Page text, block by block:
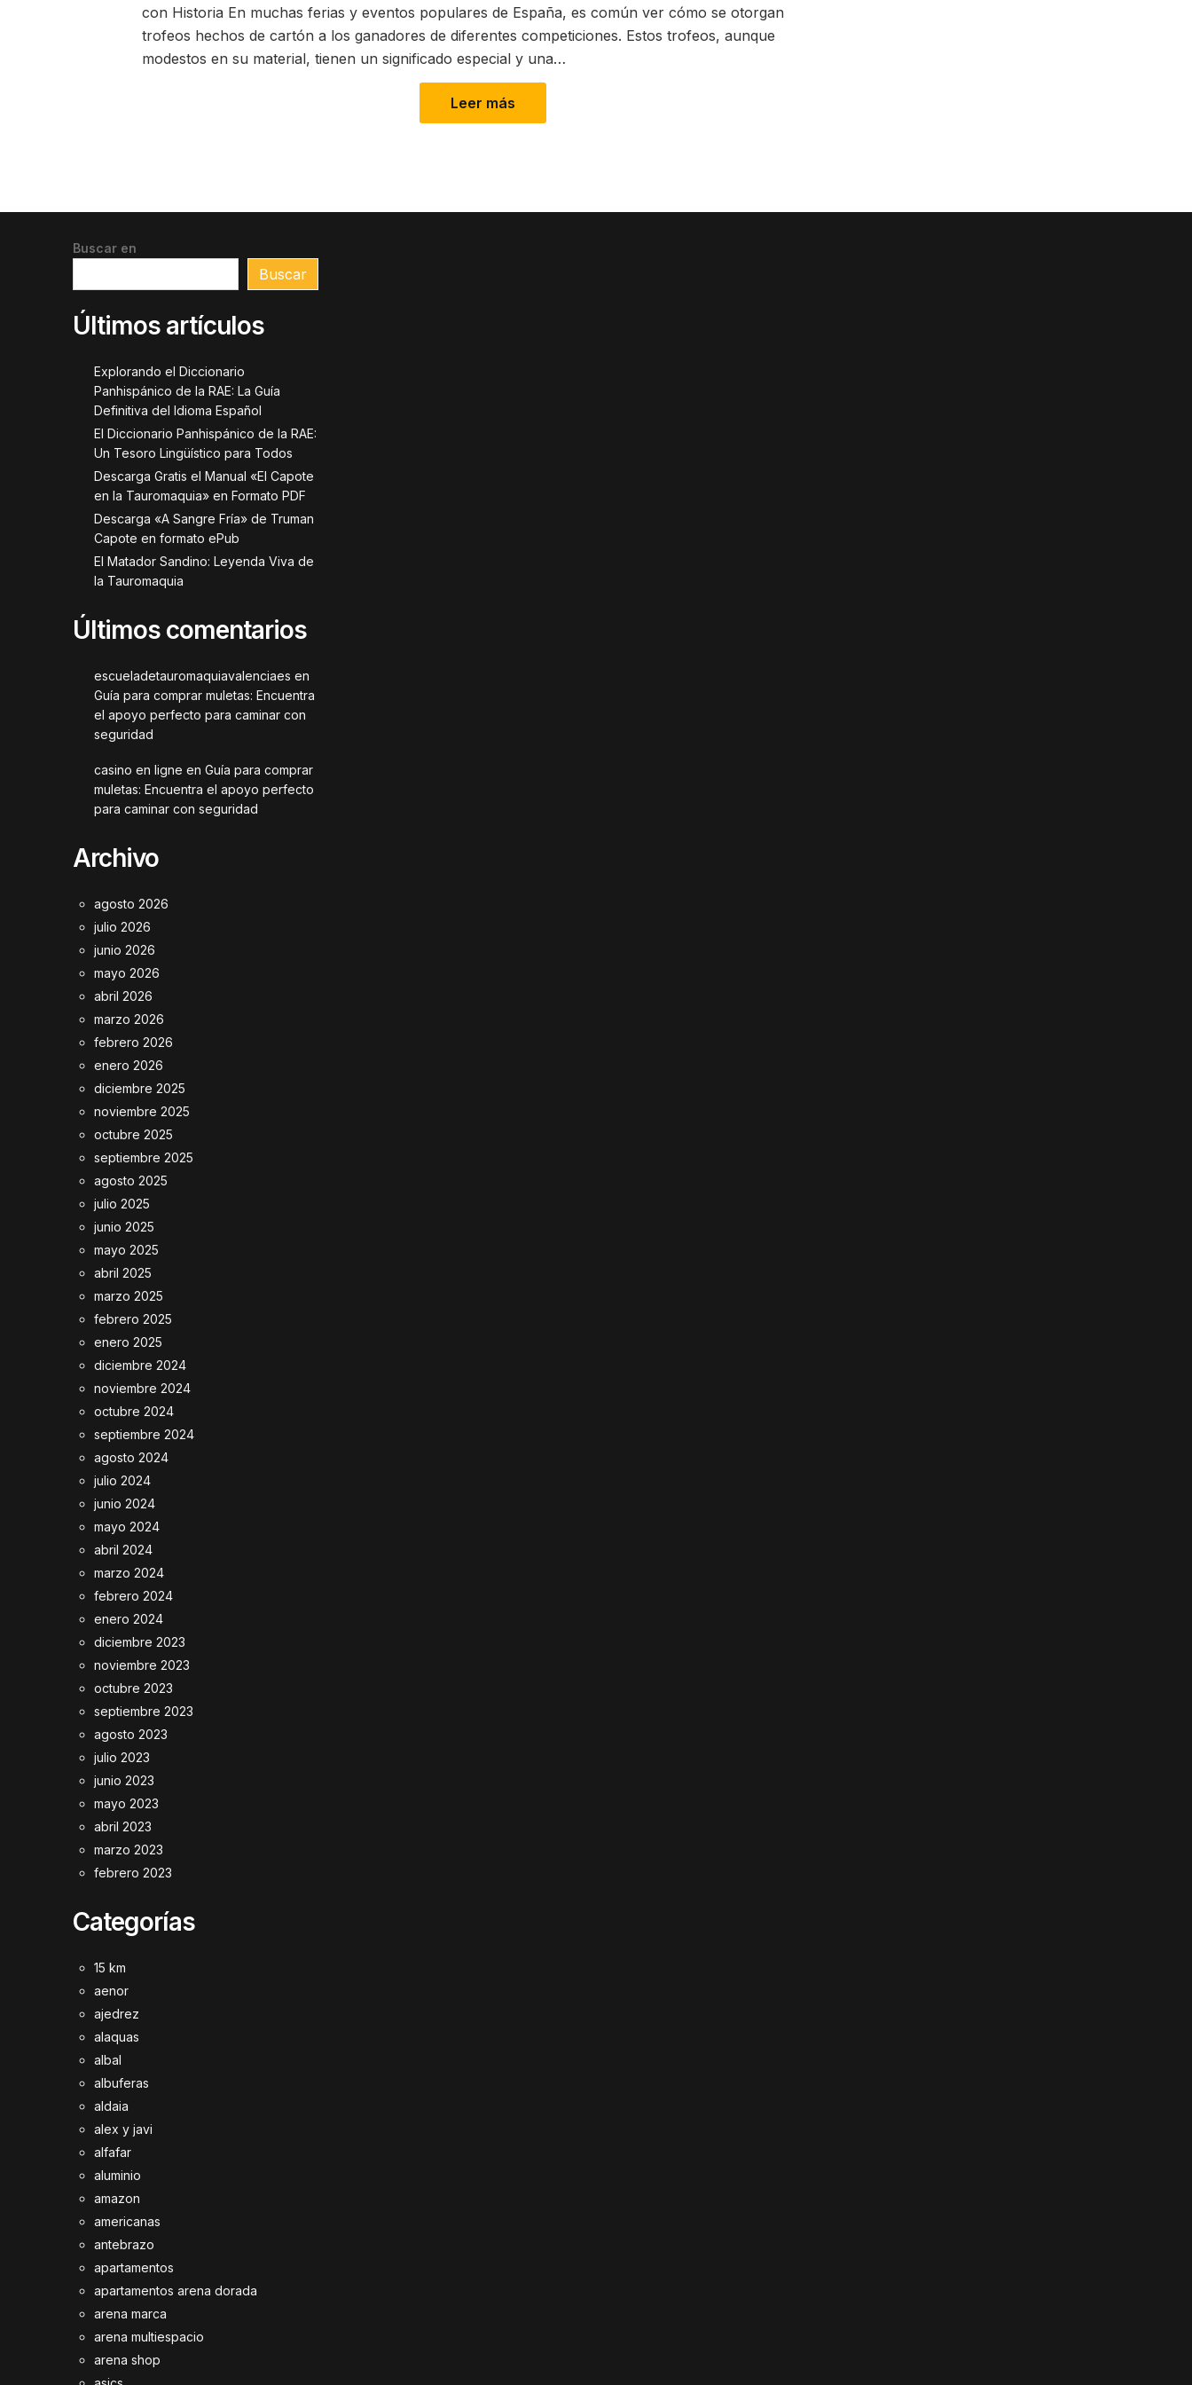
con Historia En muchas ferias y eventos populares de España, es común ver cómo se otorgan
trofeos hechos de cartón a los ganadores de diferentes competiciones. Estos trofeos, aunque
modestos en su material, tienen un significado especial y una…
Leer más
Buscar en
Buscar
Últimos artículos
Explorando el Diccionario
Panhispánico de la RAE: La Guía
Definitiva del Idioma Español
El Diccionario Panhispánico de la RAE:
Un Tesoro Lingüístico para Todos
Descarga Gratis el Manual «El Capote
en la Tauromaquia» en Formato PDF
Descarga «A Sangre Fría» de Truman
Capote en formato ePub
El Matador Sandino: Leyenda Viva de
la Tauromaquia
Últimos comentarios
escueladetauromaquiavalenciaes en
Guía para comprar muletas: Encuentra
el apoyo perfecto para caminar con
seguridad
casino en ligne en Guía para comprar
muletas: Encuentra el apoyo perfecto
para caminar con seguridad
Archivo
agosto 2026
julio 2026
junio 2026
mayo 2026
abril 2026
marzo 2026
febrero 2026
enero 2026
diciembre 2025
noviembre 2025
octubre 2025
septiembre 2025
agosto 2025
julio 2025
junio 2025
mayo 2025
abril 2025
marzo 2025
febrero 2025
enero 2025
diciembre 2024
noviembre 2024
octubre 2024
septiembre 2024
agosto 2024
julio 2024
junio 2024
mayo 2024
abril 2024
marzo 2024
febrero 2024
enero 2024
diciembre 2023
noviembre 2023
octubre 2023
septiembre 2023
agosto 2023
julio 2023
junio 2023
mayo 2023
abril 2023
marzo 2023
febrero 2023
Categorías
15 km
aenor
ajedrez
alaquas
albal
albuferas
aldaia
alex y javi
alfafar
aluminio
amazon
americanas
antebrazo
apartamentos
apartamentos arena dorada
arena marca
arena multiespacio
arena shop